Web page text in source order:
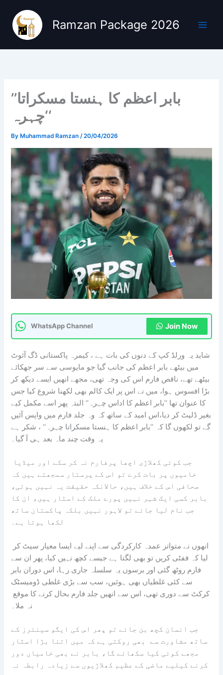
content
Ramzan Package 2026
’’بابر اعظم کا ہنستا مسکراتا
چہرہ‘‘
By Muhammad Ramzan/20/04/2026
WhatsApp Channel Join Now
شاید یہ ورلڈ کپ کے دنوں کی بات ہے ، کیمرہ پاکستانی ڈگ آئوٹ
میں بیٹھے بابر اعظم کی جانب گیا جو مایوسی سے سر جھکائے
بیٹھے تھے، ناقص فارم اس کی وجہ تھی، مجھے انھیں ایسے دیکھ کر
بڑا افسوس ہوا، میں نے اس پر ایک کالم بھی لکھنا شروع کیا جس
کا عنوان تھا ’’بابر اعظم کا اداس چہرہ‘‘ البتہ پھر اسے مکمل کیے
بغیر ڈلیٹ کر دیا،اس امید کے ساتھ کہ وہ جلد فارم میں واپس آئیں
گے تو لکھوں گا کہ ’’بابر اعظم کا ہنستا مسکراتا چہرہ‘‘ ، شکر ہے
یہ وقت چند ماہ بعد ہی آ گیا۔
خامیوں پر بات کرے تو اس کے پرستار سمجھتے ہیں کہ
صحافی اس کے خلاف ہیں، حالانکہ حقیقت یہ نہیں ہوتی،
بابر کسی ایک شہر نہیں پورے ملک کے اسٹار ہیں، ان کا
جب نام لیا جائے تو لاہور نہیں بلکہ پاکستان ساتھ
لکھا ہوتا ہے۔
لیا کہ ففٹی کریں تو بھی لگتا ہے جیسے کچھ نہیں کیا، پھر ان سے
فارم روٹھ گئی اور برسوں یہ سلسلہ جاری رہا، اس دوران بابر
سے کئی غلطیاں بھی ہوئیں، سب سے بڑی غلطی ڈومیسٹک
کرکٹ سے دوری تھی، اس سے انھیں جلد فارم بحال کرنے کا موقع
نہ ملا۔
جب انسان کچھ بن جائے تو پھر اس کی ایگو سینئرز کے
ساتھ مشاورت سے بھی روکتی ہے کہ میں اتنا بڑا اسٹار
مجھے کوئی کیا سکھائے گا، بابر نے بھی خامیاں دور
کرنے کیلیے ماضی کے عظیم کھلاڑیوں سے زیادہ رابطہ نہ